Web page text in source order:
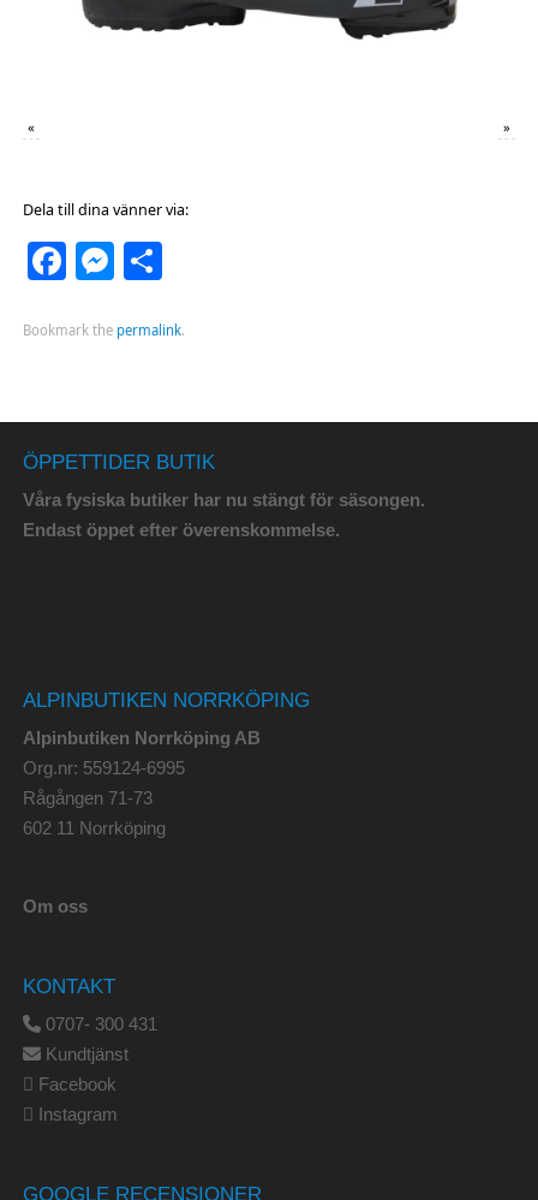
« »
Dela till dina vänner via:
Facebook
Messenger
Dela
Bookmark the permalink.
ÖPPETTIDER BUTIK
Våra fysiska butiker har nu stängt för säsongen.
Endast öppet efter överenskommelse.
ALPINBUTIKEN NORRKÖPING
Alpinbutiken Norrköping AB
Org.nr: 559124-6995
Rågången 71-73
602 11 Norrköping
Om oss
KONTAKT
0707- 300 431
Kundtjänst
Facebook
Instagram
GOOGLE RECENSIONER